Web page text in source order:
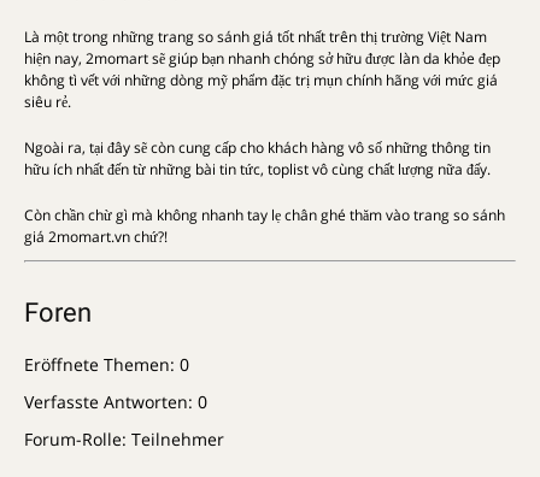
Là một trong những trang so sánh giá tốt nhất trên thị trường Việt Nam
hiện nay, 2momart sẽ giúp bạn nhanh chóng sở hữu được làn da khỏe đẹp
không tì vết với những dòng mỹ phẩm đặc trị mụn chính hãng với mức giá
siêu rẻ.
Ngoài ra, tại đây sẽ còn cung cấp cho khách hàng vô số những thông tin
hữu ích nhất đến từ những bài tin tức, toplist vô cùng chất lượng nữa đấy.
Còn chần chừ gì mà không nhanh tay lẹ chân ghé thăm vào trang so sánh
giá 2momart.vn chứ?!
Foren
Eröffnete Themen: 0
Verfasste Antworten: 0
Forum-Rolle: Teilnehmer